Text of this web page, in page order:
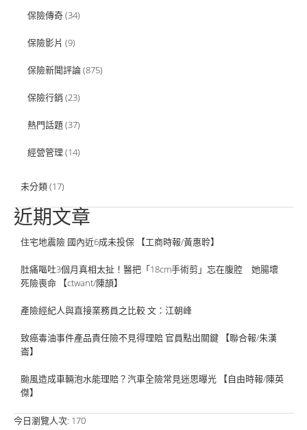
保險傳奇(34)
保險影片 (9)
保險新聞評論(875)
保險行銷 (23)
熱門話題(37)
經營管理 (14)
未分類(17)
近期文章
住宅地震險 國內近6成未投保 【工商時報/黃惠聆】
肚痛嘔吐3個月真相太扯！醫把「18cm手術剪」忘在腹腔 她腸壞
死險喪命 【ctwant/陳頡】
產險經紀人與直接業務員之比較 文：江朝峰
致癌毒油事件產品責任險不見得理賠 官員點出關鍵 【聯合報/朱漢
崙】
颱風造成車輛泡水能理賠？汽車全險常見迷思曝光 【自由時報/陳英
傑】
今日瀏覽人次: 170